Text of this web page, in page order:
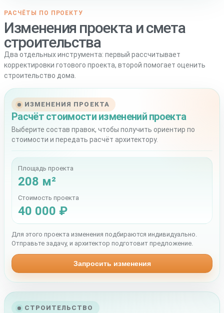
РАСЧЁТЫ ПО ПРОЕКТУ
Изменения проекта и смета
строительства
Два отдельных инструмента: первый рассчитывает
корректировки готового проекта, второй помогает оценить
строительство дома.
СТРОИТЕЛЬСТВО
ИЗМЕНЕНИЯ ПРОЕКТА
Расчёт стоимости изменений проекта
Выберите состав правок, чтобы получить ориентир по
стоимости и передать расчёт архитектору.
Площадь проекта
208 м²
Стоимость проекта
40 000 ₽
Для этого проекта изменения подбираются индивидуально.
Отправьте задачу, и архитектор подготовит предложение.
Запросить изменения